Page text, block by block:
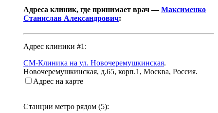
Адреса клиник, где принимает врач —Максименко
Станислав Александрович:
Адрес клиники #1:
СМ-Клиника на ул. Новочеремушкинская.
Новочеремушкинская, д.65, корп.1 , Москва, Россия.
Адрес на карте
Станции метро рядом (5):